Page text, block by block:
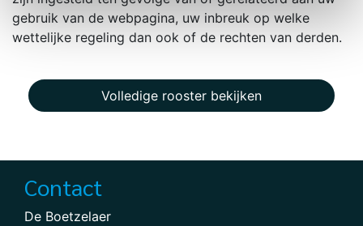
gebruik van de webpagina, uw inbreuk op welke
wettelijke regeling dan ook of de rechten van derden.
Volledige rooster bekijken
Contact
De Boetzelaer